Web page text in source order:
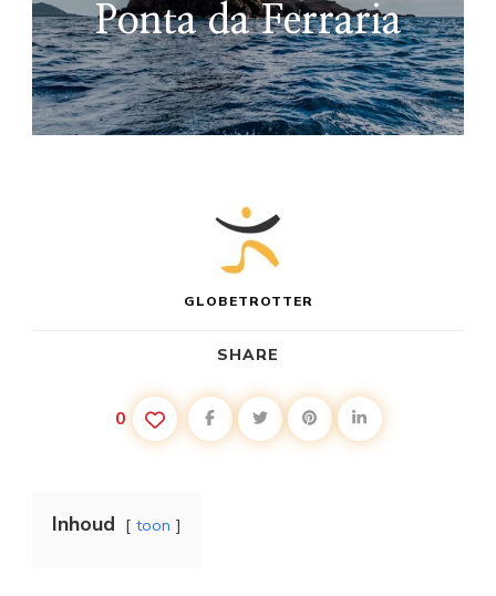
Ponta da Ferraria
GLOBETROTTER
SHARE
0
Inhoud toon